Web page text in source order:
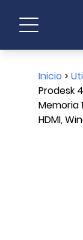
Inicio >
Prodesk
Memoria
HDMI,